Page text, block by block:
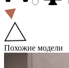
Похожие модели